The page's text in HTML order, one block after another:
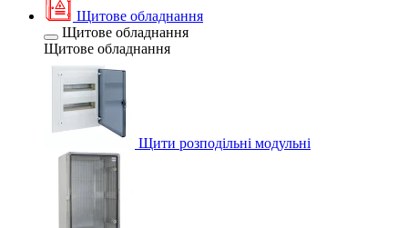
Щитове обладнання
Щитове обладнання
Щитове обладнання
Щити розподільні модульні